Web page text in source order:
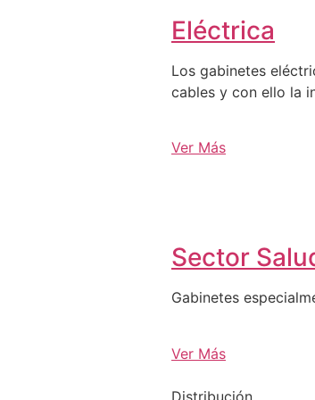
Eléctrica
Los gabinetes
cables y con ello la
Ver Más
Sector
Gabinetes
Ver Más
Distribución